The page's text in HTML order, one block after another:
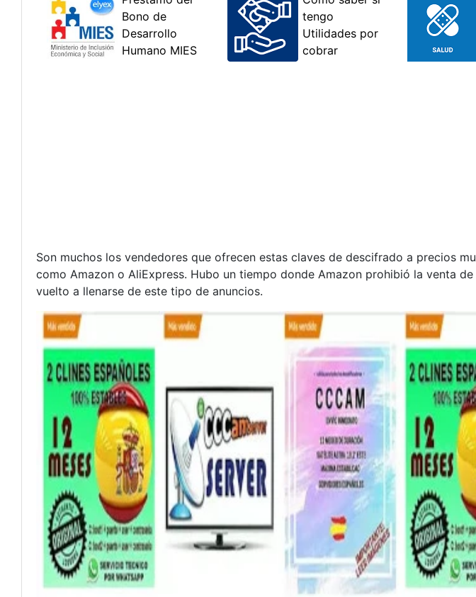
Son muchos los vendedores que ofrecen estas claves de descifrado a precios
como Amazon o AliExpress. Hubo un tiempo donde Amazon prohibió la venta
vuelto a llenarse de este tipo de anuncios.